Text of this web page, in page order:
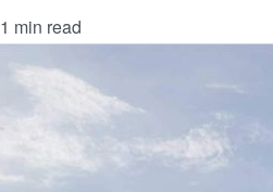
1 min read